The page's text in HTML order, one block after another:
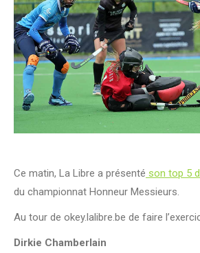
Ce matin, La Libre a présenté son top 5
du championnat Honneur Messieurs.
Au tour de okey.lalibre.be de faire
Dirkie Chamberlain